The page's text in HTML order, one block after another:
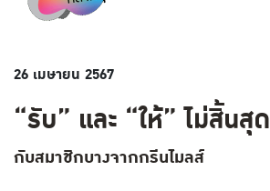
26 เมษายน 2567
“รับ” และ “ให้” ไม่สิ้นสุด
กับสมาชิกบางจากกรีนไมลส์